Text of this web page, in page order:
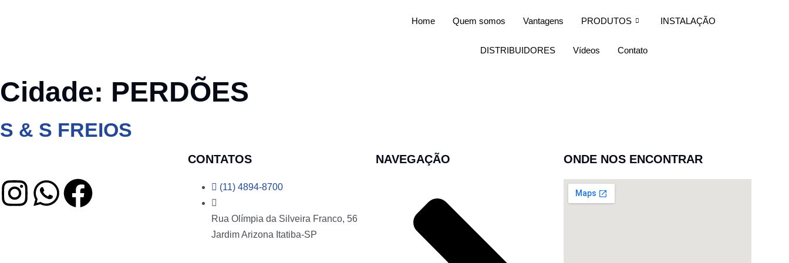
Home Quem somos Vantagens PRODUTOS INSTALAÇÃO
DISTRIBUIDORES Vídeos Contato
Cidade: PERDÕES
S & S FREIOS
CONTATOS
(11) 4894-8700
Rua Olímpia da Silveira Franco, 56
Jardim Arizona Itatiba-SP
NAVEGAÇÃO ONDE NOS ENCONTRAR